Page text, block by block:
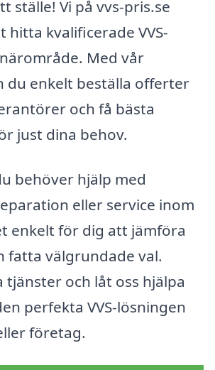
ställe! Vi på vvs-pris.se
hitta kvalificerade VVS-
Med vår
du enkelt beställa offerter
och få bästa
just dina behov.
behöver hjälp med
eller service inom
enkelt för dig att jämföra
fatta välgrundade val.
tjänster och låt oss hjälpa
perfekta VVS-lösningen
företag.